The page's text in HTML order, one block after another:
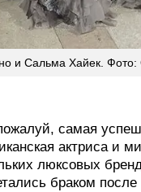
и Сальма Хайек. Фото:
самая
актриса и
люксовых
браком после